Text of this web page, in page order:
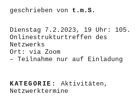
geschrieben von t.m.S.
Dienstag 7.2.2023, 19 Uhr: 105.
Onlinestrukturtreffen des
Netzwerks
Ort: via Zoom
– Teilnahme nur auf Einladung
KATEGORIE: Aktivitäten ,
Netzwerktermine